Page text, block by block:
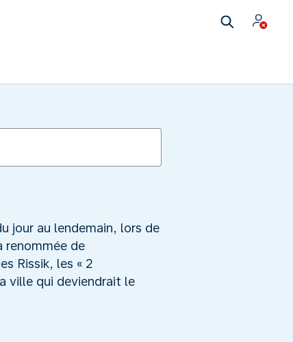
jour au lendemain, lors de
renommée de
Rissik, les « 2
ville qui deviendrait le